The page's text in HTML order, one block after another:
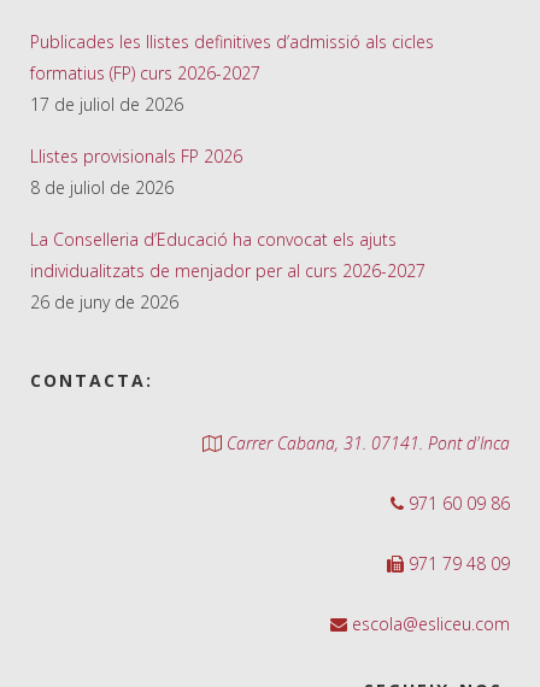
Publicades les llistes definitives d’admissió als cicles
formatius (FP) curs 2026-2027
17 de juliol de 2026
Llistes provisionals FP 2026
8 de juliol de 2026
La Conselleria d’Educació ha convocat els ajuts
individualitzats de menjador per al curs 2026-2027
26 de juny de 2026
CONTACTA:
Carrer Cabana, 31. 07141. Pont d'Inca
971 60 09 86
971 79 48 09
escola@esliceu.com